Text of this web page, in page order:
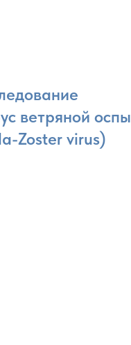
ветряной оспы
Zoster virus)